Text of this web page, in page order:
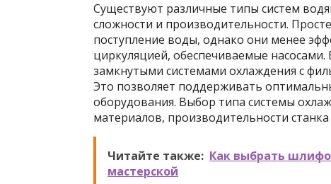
Существуют различные типы систем
сложности и производительности.
поступление воды, однако они менее
циркуляцией, обеспечиваемые
замкнутыми системами охлаждения с
Это позволяет поддерживать
оборудования. Выбор типа системы
материалов, производительности
Читайте также: Как выбрать
мастерской